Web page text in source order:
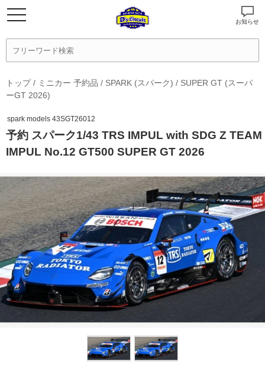
お知らせ
トップ/ ミニカー 予約品 / SPARK (スパーク) / SUPER GT (スーパ
ーGT 2026)
spark models 43SGT26012
予約 スパーク1/43 TRS IMPUL with SDG Z TEAM
IMPUL No.12 GT500 SUPER GT 2026